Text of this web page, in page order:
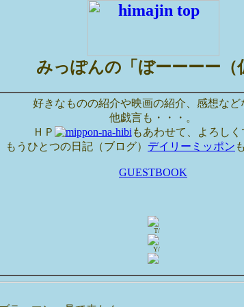
みっぽんの「ぼーーーー（
好きなものの紹介や映画の紹介、感想など
他戯言も・・・。
ＨＰ
もあわせて、よろしく
もうひとつの日記（ブログ） デイリーミッポン
GUESTBOOK
T/
Y/